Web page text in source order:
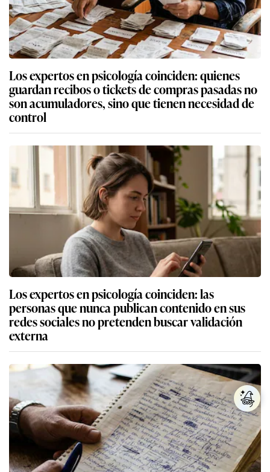
Los expertos en psicología coinciden: quienes
guardan recibos o tickets de compras pasadas no
son acumuladores, sino que tienen necesidad de
control
Los expertos en psicología coinciden: las
personas que nunca publican contenido en sus
redes sociales no pretenden buscar validación
externa